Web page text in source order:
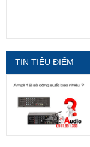
TIN TIÊU ĐIỂM